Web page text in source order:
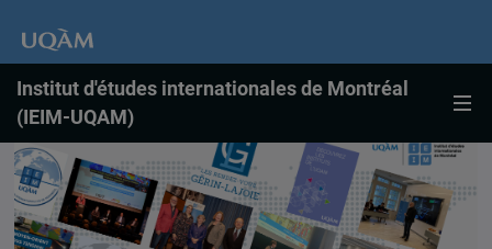
Institut d'études internationales de Montréal
(IEIM-UQAM)